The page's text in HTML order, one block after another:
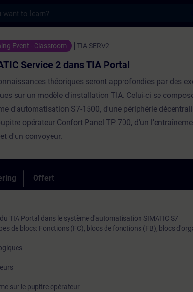
dans TIA Portal - Utbildning -
Event - Classroom TIA-SERV2
Service 2 dans TIA Portal
théoriques seront approfondies par des
sur un modèle d'installation TIA. Celui-ci se
d'automatisation S7-1500, d'une périphérie
opérateur Confort Panel TP 700, d'un
d'un convoyeur.
Offert
TIA Portal dans le système d'automatisation SIMATIC S7
de blocs: Fonctions (FC), blocs de fonctions (FB), blocs
sur le pupitre opérateur